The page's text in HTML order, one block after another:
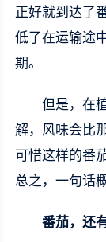
正好就到达了
低了在运输途
期。
但是，在
解，风味会比
可惜这样的番
总之，一句话
番茄，还